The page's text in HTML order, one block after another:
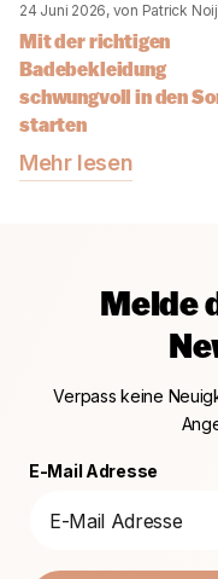
24 Juni 2026, von Patrick Noij
Mit der richtigen
Badebekleidung
schwungvoll in den
starten
Mehr lesen
Melde
Verpass keine
E-Mail Adresse